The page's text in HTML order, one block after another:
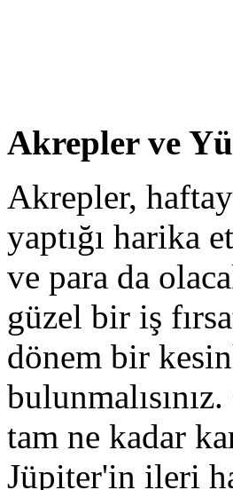
Akrepler ve
Akrepler,
yaptığı harika
ve para da
güzel bir iş
dönem bir
tam ne kadar
Jüpiter'in ileri